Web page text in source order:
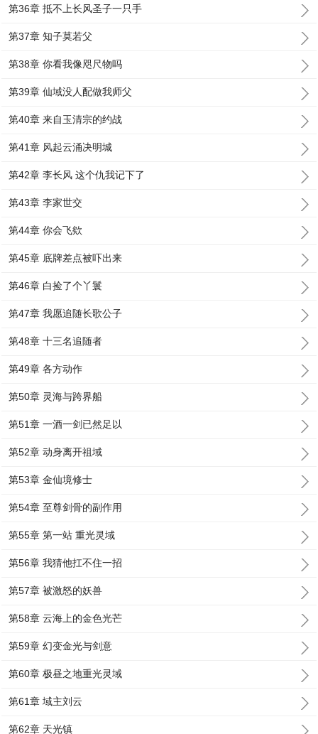
第36章 抵不上长风圣子一只手
第37章 知子莫若父
第38章 你看我像咫尺物吗
第39章 仙域没人配做我师父
第40章 来自玉清宗的约战
第41章 风起云涌决明城
第42章 李长风 这个仇我记下了
第43章 李家世交
第44章 你会飞欸
第45章 底牌差点被吓出来
第46章 白捡了个丫鬟
第47章 我愿追随长歌公子
第48章 十三名追随者
第49章 各方动作
第50章 灵海与跨界船
第51章 一酒一剑已然足以
第52章 动身离开祖域
第53章 金仙境修士
第54章 至尊剑骨的副作用
第55章 第一站 重光灵域
第56章 我猜他扛不住一招
第57章 被激怒的妖兽
第58章 云海上的金色光芒
第59章 幻变金光与剑意
第60章 极昼之地重光灵域
第61章 域主刘云
第62章 天光镇